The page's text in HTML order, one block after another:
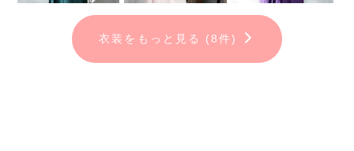
衣装をもっと見る (8件)